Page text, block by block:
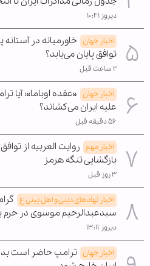
دیروز ۱۰:۴۱
اخبار جهان خاورمیانه در آستانه
توافق پایان می‌یابد؟
۲ ساعت قبل
اخبار جهان «عقده اوباما»؛ آیا
علیه ایران می‌کشاند؟
۵۶ دقیقه قبل
اخبار مهم روایت العربیه از
بازگشایی تنگه هرمز
۳ روز قبل
اخبار نهادهای دینی و اهل بیتی ع
سیدعبدالرحیم موسوی در حرم
دیروز ۱۳:۱۱
اخبار جهان ترامپ حاضر است